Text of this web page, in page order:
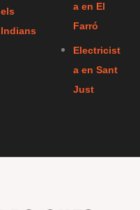
els
Indians
a en El
Farró
Electricist
a en Sant
Just